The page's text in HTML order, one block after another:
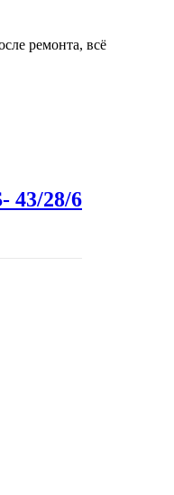
ремонта, всё
43/28/6